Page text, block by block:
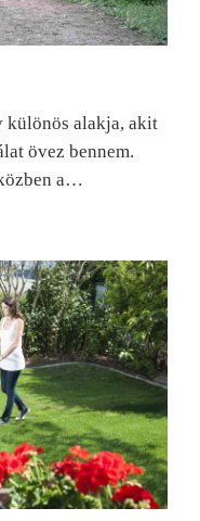
különös alakja, akit
övez bennem.
a…